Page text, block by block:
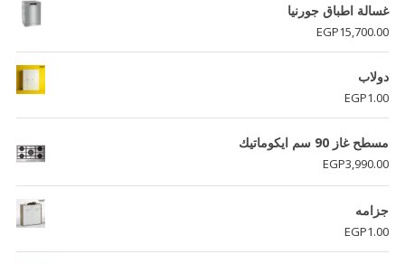
غسالة اطباق جورنيا
EGP15,700.00
دولاب
EGP1.00
مسطح غاز 90 سم ايكوماتيك
EGP3,990.00
جزامه
EGP1.00